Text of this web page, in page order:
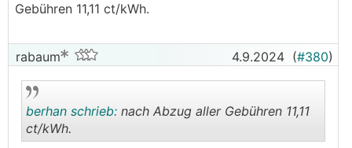
Edit: einfach mal nach "EEG Premstätten"
Gebühren 11,11 ct/kWh.
rabaum 4.9.2024 (#380)
berhan schrieb: nach Abzug aller Gebühren 11,11
ct/kWh.